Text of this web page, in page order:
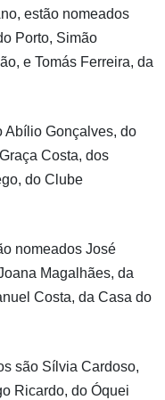
estão nomeados
Porto, Simão
e Tomás Ferreira, da
Abílio Gonçalves, do
Costa, dos
do Clube
nomeados José
Magalhães, da
Costa, da Casa do
são Sílvia Cardoso,
Ricardo, do Óquei